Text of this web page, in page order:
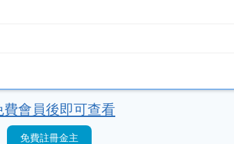
費會員後即可查看
免費註冊金主